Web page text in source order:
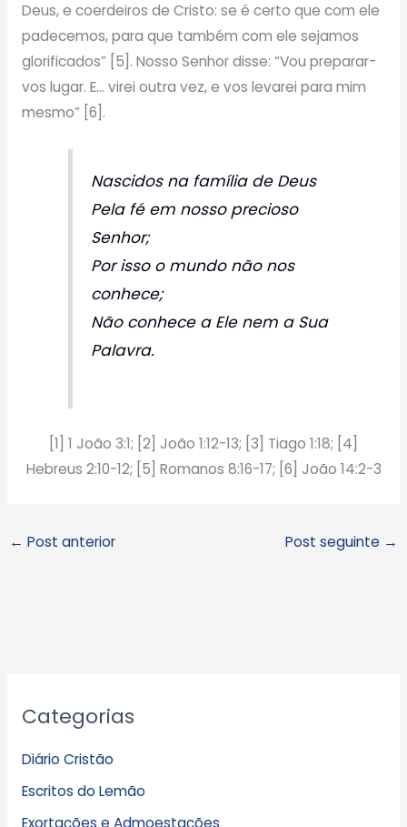
Deus, e coerdeiros de Cristo: se é certo que com ele
padecemos, para que também com ele sejamos
glorificados” [5]. Nosso Senhor disse: “Vou preparar-
vos lugar. E… virei outra vez, e vos levarei para mim
mesmo” [6].
Nascidos na família de Deus
Pela fé em nosso precioso
Senhor;
Por isso o mundo não nos
conhece;
Não conhece a Ele nem a Sua
Palavra.
[1] 1 João 3:1; [2] João 1:12-13; [3] Tiago 1:18; [4]
Hebreus 2:10-12; [5] Romanos 8:16-17; [6] João 14:2-3
← Post anterior Post seguinte →
Categorias
Diário Cristão
Escritos do Lemão
Exortações e Admoestações
r
i